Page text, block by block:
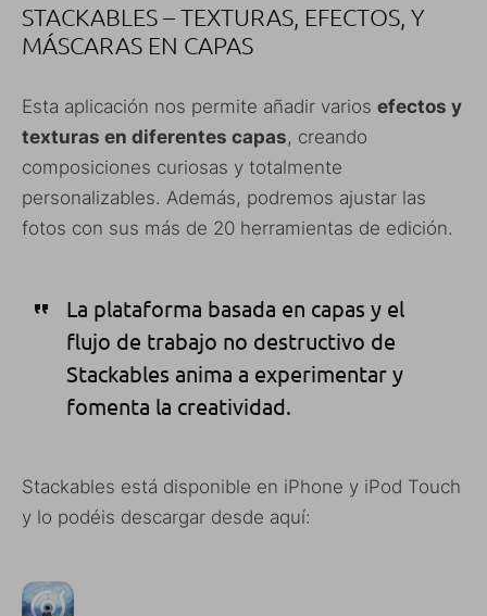
STACKABLES – TEXTURAS, EFECTOS, Y
MÁSCARAS EN CAPAS
Esta aplicación nos permite añadir varios efectos y
texturas en diferentes capas, creando
composiciones curiosas y totalmente
personalizables. Además, podremos ajustar las
fotos con sus más de 20 herramientas de edición.
La plataforma basada en capas y el
flujo de trabajo no destructivo de
Stackables anima a experimentar y
fomenta la creatividad.
Stackables está disponible en iPhone y iPod Touch
y lo podéis descargar desde aquí: